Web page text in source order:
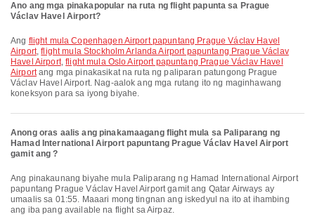
Ano ang mga pinakapopular na ruta ng flight papunta sa Prague
Václav Havel Airport?
Ang flight mula Copenhagen Airport papuntang Prague Václav Havel
Airport,flight mula Stockholm Arlanda Airport papuntang Prague Václav
Havel Airport,flight mula Oslo Airport papuntang Prague Václav Havel
Airportang mga pinakasikat na ruta ng paliparan patungong Prague
Václav Havel Airport. Nag-aalok ang mga rutang ito ng maginhawang
koneksyon para sa iyong biyahe.
Anong oras aalis ang pinakamaagang flight mula sa Paliparang ng
Hamad International Airport papuntang Prague Václav Havel Airport
gamit ang ?
Ang pinakaunang biyahe mula Paliparang ng Hamad International Airport
papuntang Prague Václav Havel Airport gamit ang Qatar Airways ay
umaalis sa 01:55. Maaari mong tingnan ang iskedyul na ito at ihambing
ang iba pang available na flight sa Airpaz.